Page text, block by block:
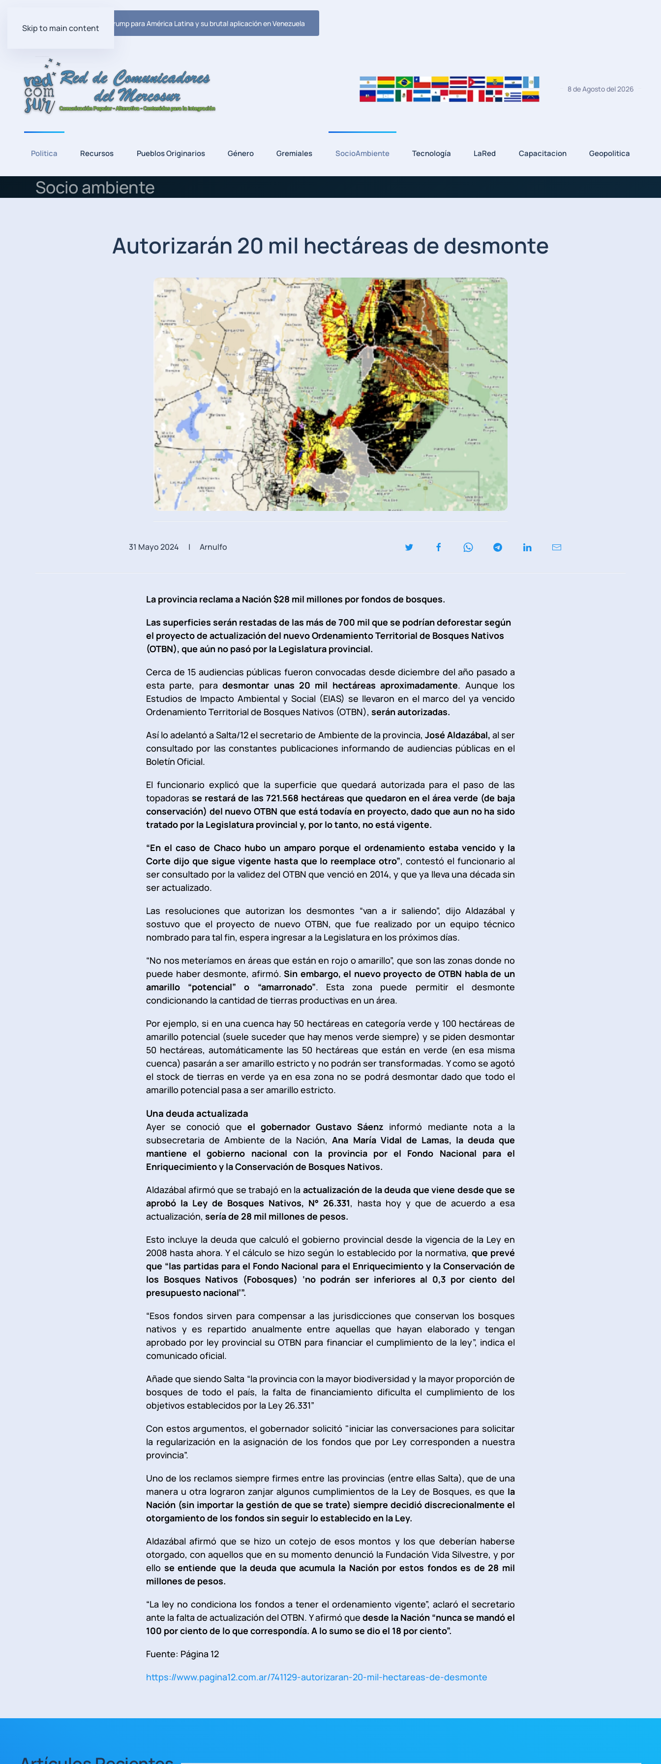
Skip to main content
Ultima Noticia: El plan de Trump para América Latina y su brutal aplicación en Venezuela
8 de Agosto del 2026
Politica Recursos Pueblos Originarios Género Gremiales SocioAmbiente Tecnología LaRed Capacitacion Geopolitica
Socio ambiente
Autorizarán 20 mil hectáreas de desmonte
31 Mayo 2024 | Arnulfo
La provincia reclama a Nación $28 mil millones por fondos de bosques.
Las superficies serán restadas de las más de 700 mil que se podrían deforestar según
el proyecto de actualización del nuevo Ordenamiento Territorial de Bosques Nativos
(OTBN), que aún no pasó por la Legislatura provincial.
Cerca de 15 audiencias públicas fueron convocadas desde diciembre del año pasado a
esta parte, paradesmontar unas 20 mil hectáreas aproximadamente. Aunque los
Estudios de Impacto Ambiental y Social (EIAS) se llevaron en el marco del ya vencido
Ordenamiento Territorial de Bosques Nativos (OTBN), serán autorizadas.
Así lo adelantó a Salta/12 el secretario de Ambiente de la provincia, José Aldazábal, al ser
consultado por las constantes publicaciones informando de audiencias públicas en el
Boletín Oficial.
El funcionario explicó que la superficie que quedará autorizada para el paso de las
topadoras se restará de las 721.568 hectáreas que quedaron en el área verde (de baja
conservación) del nuevo OTBN que está todavía en proyecto, dado que aun no ha sido
tratado por la Legislatura provincial y, por lo tanto, no está vigente.
“En el caso de Chaco hubo un amparo porque el ordenamiento estaba vencido y la
Corte dijo que sigue vigente hasta que lo reemplace otro”, contestó el funcionario al
ser consultado por la validez del OTBN que venció en 2014, y que ya lleva una década sin
ser actualizado.
Las resoluciones que autorizan los desmontes “van a ir saliendo”, dijo Aldazábal y
sostuvo que el proyecto de nuevo OTBN, que fue realizado por un equipo técnico
nombrado para tal fin, espera ingresar a la Legislatura en los próximos días.
“No nos meteríamos en áreas que están en rojo o amarillo”, que son las zonas donde no
puede haber desmonte, afirmó.Sin embargo, el nuevo proyecto de OTBN habla de un
amarillo “potencial” o “amarronado”. Esta zona puede permitir el desmonte
condicionando la cantidad de tierras productivas en un área.
Por ejemplo, si en una cuenca hay 50 hectáreas en categoría verde y 100 hectáreas de
amarillo potencial (suele suceder que hay menos verde siempre) y se piden desmontar
50 hectáreas, automáticamente las 50 hectáreas que están en verde (en esa misma
cuenca) pasarán a ser amarillo estricto y no podrán ser transformadas. Y como se agotó
el stock de tierras en verde ya en esa zona no se podrá desmontar dado que todo el
amarillo potencial pasa a ser amarillo estricto.
Una deuda actualizada
Ayer se conoció que el gobernador Gustavo Sáenz informó mediante nota a la
subsecretaria de Ambiente de la Nación,Ana María Vidal de Lamas, la deuda que
mantiene el gobierno nacional con la provincia por el Fondo Nacional para el
Enriquecimiento y la Conservación de Bosques Nativos.
Aldazábal afirmó que se trabajó en la actualización de la deuda que viene desde que se
aprobó la Ley de Bosques Nativos, N° 26.331, hasta hoy y que de acuerdo a esa
actualización, sería de 28 mil millones de pesos.
Esto incluye la deuda que calculó el gobierno provincial desde la vigencia de la Ley en
2008 hasta ahora. Y el cálculo se hizo según lo establecido por la normativa, que prevé
que “las partidas para el Fondo Nacional para el Enriquecimiento y la Conservación de
los Bosques Nativos (Fobosques) ‘no podrán ser inferiores al 0,3 por ciento del
presupuesto nacional’”.
“Esos fondos sirven para compensar a las jurisdicciones que conservan los bosques
nativos y es repartido anualmente entre aquellas que hayan elaborado y tengan
aprobado por ley provincial su OTBN para financiar el cumplimiento de la ley”, indica el
comunicado oficial.
Añade que siendo Salta “la provincia con la mayor biodiversidad y la mayor proporción de
bosques de todo el país, la falta de financiamiento dificulta el cumplimiento de los
objetivos establecidos por la Ley 26.331”
Con estos argumentos, el gobernador solicitó "iniciar las conversaciones para solicitar
la regularización en la asignación de los fondos que por Ley corresponden a nuestra
provincia”.
Uno de los reclamos siempre firmes entre las provincias (entre ellas Salta), que de una
manera u otra lograron zanjar algunos cumplimientos de la Ley de Bosques, es que la
Nación (sin importar la gestión de que se trate) siempre decidió discrecionalmente el
otorgamiento de los fondos sin seguir lo establecido en la Ley.
Aldazábal afirmó que se hizo un cotejo de esos montos y los que deberían haberse
otorgado, con aquellos que en su momento denunció la Fundación Vida Silvestre, y por
ello se entiende que la deuda que acumula la Nación por estos fondos es de 28 mil
millones de pesos.
“La ley no condiciona los fondos a tener el ordenamiento vigente”, aclaró el secretario
ante la falta de actualización del OTBN. Y afirmó que desde la Nación “nunca se mandó el
100 por ciento de lo que correspondía. A lo sumo se dio el 18 por ciento”.
Fuente: Página 12
https://www.pagina12.com.ar/741129-autorizaran-20-mil-hectareas-de-desmonte